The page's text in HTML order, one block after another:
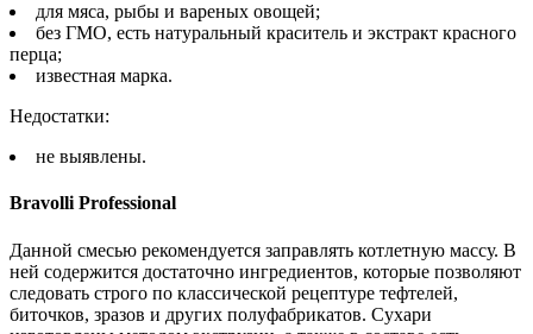
для мяса, рыбы и вареных овощей;
без ГМО, есть натуральный краситель и экстракт красного
перца;
известная марка.
Недостатки:
не выявлены.
Bravolli Professional
Данной смесью рекомендуется заправлять котлетную массу. В
ней содержится достаточно ингредиентов, которые позволяют
следовать строго по классической рецептуре тефтелей,
биточков, зразов и других полуфабрикатов. Сухари